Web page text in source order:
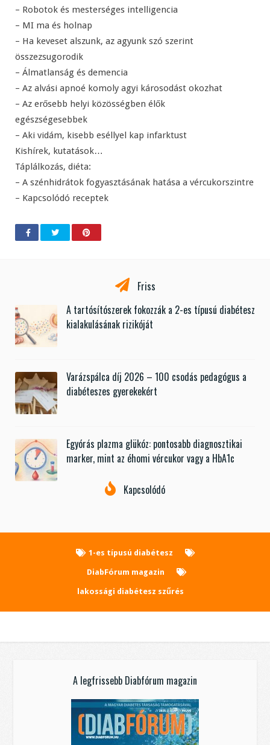
– Robotok és mesterséges intelligencia
– MI ma és holnap
– Ha keveset alszunk, az agyunk szó szerint
összezsugorodik
– Álmatlanság és demencia
– Az alvási apnoé komoly agyi károsodást okozhat
– Az erősebb helyi közösségben élők
egészségesebbek
– Aki vidám, kisebb eséllyel kap infarktust
Kishírek, kutatások…
Táplálkozás, diéta:
– A szénhidrátok fogyasztásának hatása a vércukorszintre
– Kapcsolódó receptek
Friss
A tartósítószerek fokozzák a 2-es típusú diabétesz
kialakulásának rizikóját
Varázspálca díj 2026 – 100 csodás pedagógus a
diabéteszes gyerekekért
Egyórás plazma glükóz: pontosabb diagnosztikai
marker, mint az éhomi vércukor vagy a HbA1c
Kapcsolódó
1-es típusú diabétesz
DiabFórum magazin
lakossági diabétesz szűrés
A legfrissebb Diabfórum magazin